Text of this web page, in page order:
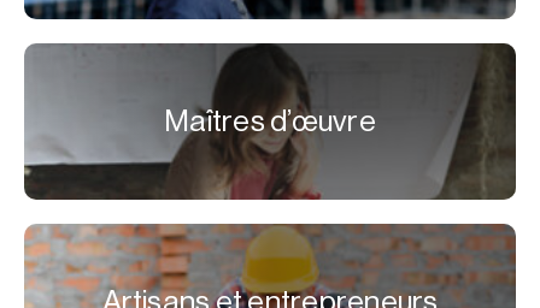
Maîtres d’œuvre
Artisans et entrepreneurs